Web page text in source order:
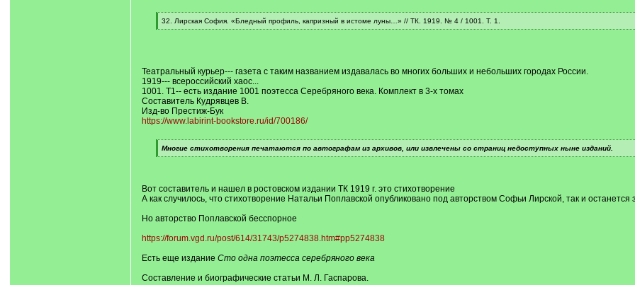
[
q
32. Лирская София. «Бледный профиль, капризный в истоме луны…» // ТК. 1919. № 4 / 1001. Т. 1.
[
Театральный курьер--- газета с таким названием издавалась во многих больших и небольших городах России.
1919--- всероссийский хаос...
1001. Т1-- есть издание 1001 поэтесса Серебряного века. Комплект в 3-х томах
Составитель Кудрявцев В.
Изд-во Престиж-Бук
https://www.labirint-bookstore.ru/id/700186/
[
q
Многие стихотворения печатаются по автографам из архивов, или извлечены со страниц недоступных ныне изданий.
[
Вот составитель и нашел в ростовском издании ТК 1919 г. это стихотворение
А как случилось, что стихотворение Натальи Поплавской опубликовано под авторством Софьи Лирской, так и останется
Но авторство Поплавской бесспорное
https://forum.vgd.ru/post/614/31743/p5274838.htm#pp5274838
Есть еще издание Сто одна поэтесса серебряного века
Составление и биографические статьи М. Л. Гаспарова.